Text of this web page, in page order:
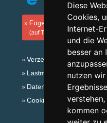
Diese
Cookies,
Internet-
und die
besser an
nutzen
kommen
Fügen Sie Ihre
(auf Tschechisch)
Verzeichnis der Unterkunft
Lastminute Isergebirge
Datenschutz
Cookies